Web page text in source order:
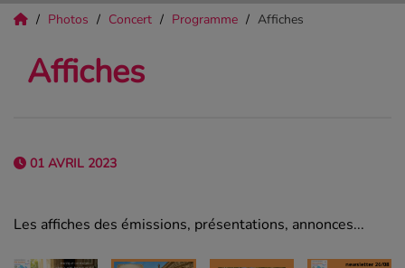
Photos Concert Programme Affiches
Affiches
01 AVRIL 2023
Les affiches des émissions, présentations, annonces...